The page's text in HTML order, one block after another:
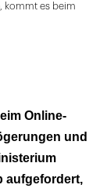
öffnen
kommt es beim
Online-
und
aufgefordert,